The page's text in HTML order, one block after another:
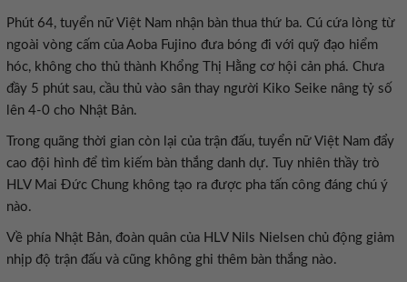
Phút 64, tuyển nữ Việt Nam nhận bàn thua thứ ba. Cú cứa lòng từ
ngoài vòng cấm của Aoba Fujino đưa bóng đi với quỹ đạo hiểm
hóc, không cho thủ thành Khổng Thị Hằng cơ hội cản phá. Chưa
đầy 5 phút sau, cầu thủ vào sân thay người Kiko Seike nâng tỷ số
lên 4-0 cho Nhật Bản.
Trong quãng thời gian còn lại của trận đấu, tuyển nữ Việt Nam đẩy
cao đội hình để tìm kiếm bàn thắng danh dự. Tuy nhiên thầy trò
HLV Mai Đức Chung không tạo ra được pha tấn công đáng chú ý
nào.
Về phía Nhật Bản, đoàn quân của HLV Nils Nielsen chủ động giảm
nhịp độ trận đấu và cũng không ghi thêm bàn thắng nào.